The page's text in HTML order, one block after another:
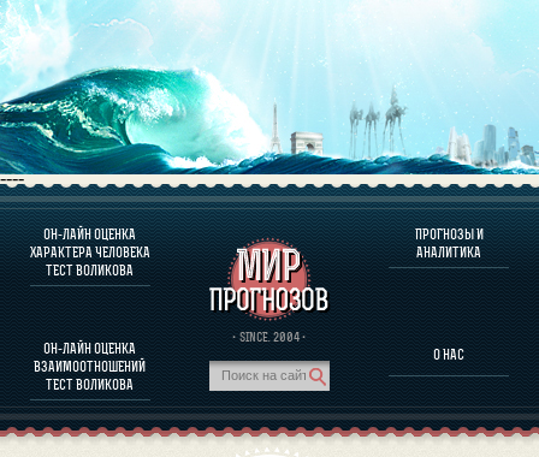
----
ОН-ЛАЙН ОЦЕНКА
ХАРАКТЕРА ЧЕЛОВЕКА
ТЕСТ ВОЛИКОВА
ОН-ЛАЙН ОЦЕНКА
ВЗАИМООТНОШЕНИЙ
ТЕСТ ВОЛИКОВА
· SINCE. 2004 ·
ПРОГНОЗЫ И
АНАЛИТИКА
О НАС
О ПРОГРАММЕ
ОЦЕНКА ХАРАКТЕРA ЧЕЛОВЕКА
ОЦЕНКА ХАРАКТЕРА ВЫДАЮЩИХСЯ ЛИЧНОСТЕЙ
О ПРОГРАММЕ
ПРОГНОЗЫ И АНАЛИТИКА